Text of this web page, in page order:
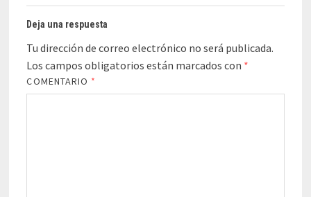
Deja una respuesta
Tu dirección de correo electrónico no será publicada.
Los campos obligatorios están marcados con *
COMENTARIO *